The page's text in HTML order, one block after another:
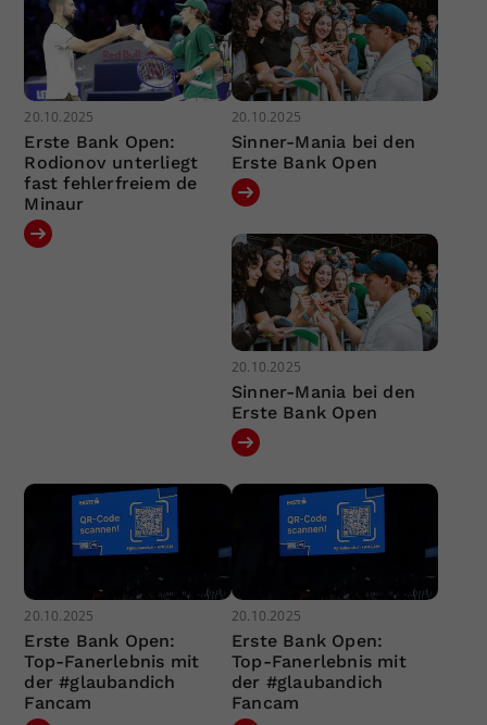
20.10.2025
Erste Bank Open:
Rodionov unterliegt
fast fehlerfreiem de
Minaur
20.10.2025
Sinner-Mania bei den
Erste Bank Open
20.10.2025
Sinner-Mania bei den
Erste Bank Open
20.10.2025
Erste Bank Open:
Top-Fanerlebnis mit
der #glaubandich
Fancam
20.10.2025
Erste Bank Open:
Top-Fanerlebnis mit
der #glaubandich
Fancam